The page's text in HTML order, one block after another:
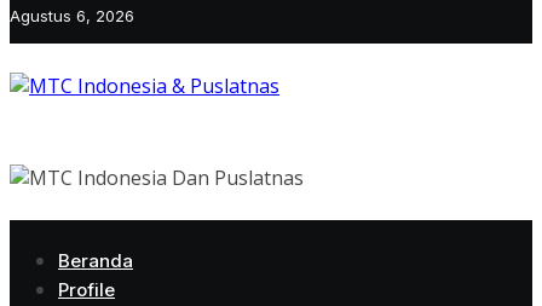
Agustus 6, 2026
Beranda
Profile